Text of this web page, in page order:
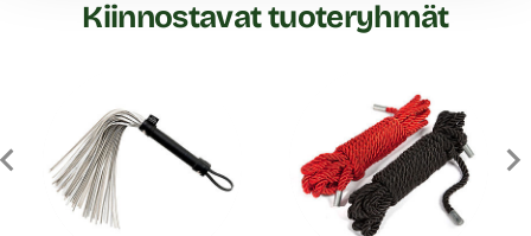
Kiinnostavat tuoteryhmät